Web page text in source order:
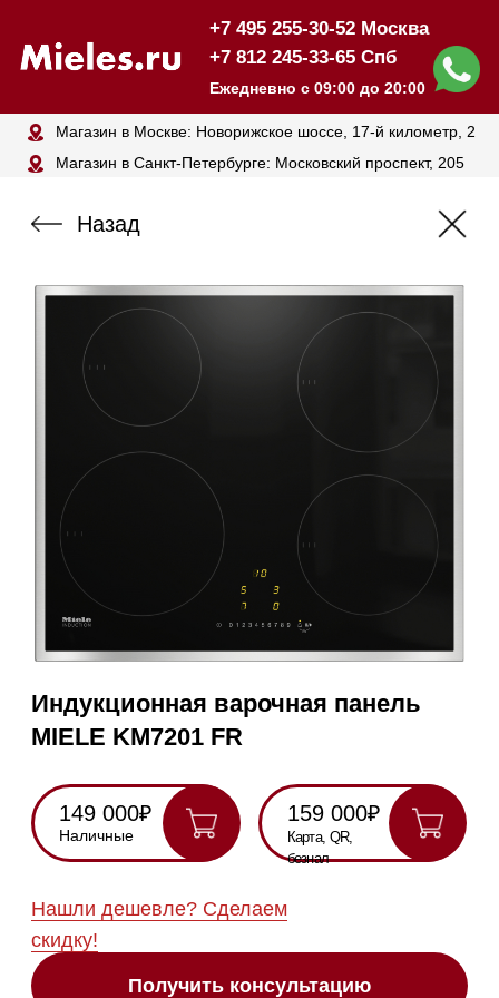
+7 495 255-30-52 Москва
Ежедневно с 09:00 до 20:00
Магазин в Москве: Новорижское шоссе, 17-й километр, 2
Магазин в Санкт-Петербурге: Московский проспект, 205
Назад
Индукционная варочная панель
MIELE KM7201 FR
Нашли дешевле? Сделаем
Получить консультацию
Оригинальная
техника
Полностью
на русском
Гарантия
2 года
RU
Все
модели в
149 000₽
Наличные
159 000₽
Инструкция по
эксплуатации
встраивания